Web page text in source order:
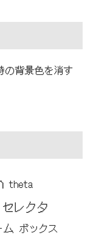
の背景色を消す
theta
セレクタ
ボックス